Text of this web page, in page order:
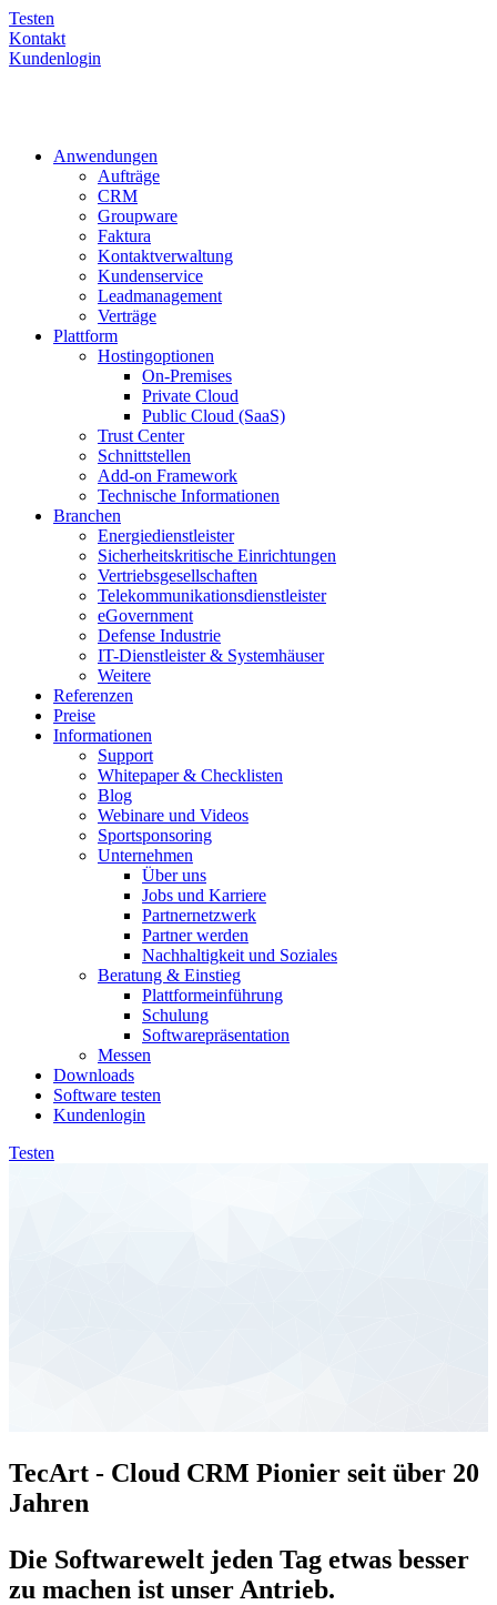
Testen
Kontakt
Kundenlogin
Anwendungen
Aufträge
CRM
Groupware
Faktura
Kontaktverwaltung
Kundenservice
Leadmanagement
Verträge
Plattform
Hostingoptionen
On-Premises
Private Cloud
Public Cloud (SaaS)
Trust Center
Schnittstellen
Add-on Framework
Technische Informationen
Branchen
Energiedienstleister
Sicherheitskritische Einrichtungen
Vertriebsgesellschaften
Telekommunikationsdienstleister
eGovernment
Defense Industrie
IT-Dienstleister & Systemhäuser
Weitere
Referenzen
Preise
Informationen
Support
Whitepaper & Checklisten
Blog
Webinare und Videos
Sportsponsoring
Unternehmen
Über uns
Jobs und Karriere
Partnernetzwerk
Partner werden
Nachhaltigkeit und Soziales
Beratung & Einstieg
Plattformeinführung
Schulung
Softwarepräsentation
Messen
Downloads
Software testen
Kundenlogin
Testen
TecArt - Cloud CRM Pionier seit über 20
Jahren
Die Softwarewelt jeden Tag etwas besser
zu machen ist unser Antrieb.